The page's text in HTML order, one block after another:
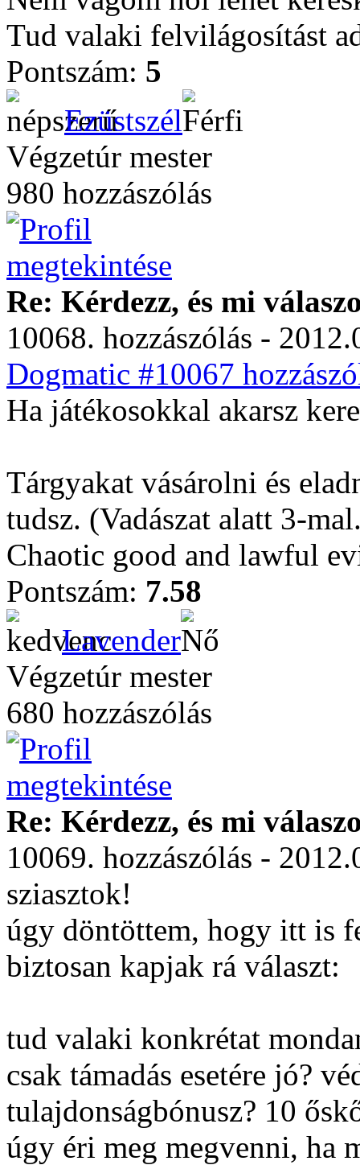
Tud valaki felvilágosítást
Pontszám: 5
Ezüstszél
Végzetúr mester
980 hozzászólás
Re: Kérdezz, és mi
10068. hozzászólás -
Dogmatic #10067
Ha játékosokkal akarsz
Tárgyakat vásárolni és
tudsz. (Vadászat alatt 3-
Chaotic good and lawful
Pontszám: 7.58
Lavender
Végzetúr mester
680 hozzászólás
Re: Kérdezz, és mi
10069. hozzászólás -
sziasztok!
úgy döntöttem, hogy itt is
biztosan kapjak rá választ:
tud valaki konkrétat
csak támadás esetére jó?
tulajdonságbónusz? 10
úgy éri meg megvenni, ha